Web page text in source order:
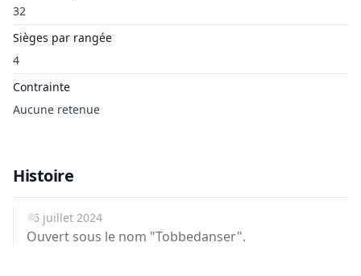
32
Sièges par rangée
4
Contrainte
Aucune retenue
Histoire
16 juillet 2024
Ouvert sous le nom "Tobbedanser".